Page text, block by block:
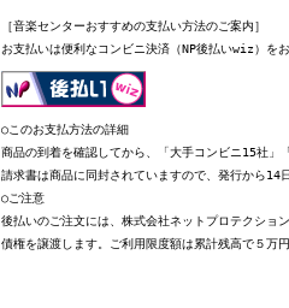
［音楽センターおすすめの支払い方法のご案内］
お支払いは便利なコンビニ決済（NP後払いwiz）をお
○このお支払方法の詳細
商品の到着を確認してから、「大手コンビニ15社」
請求書は商品に同封されていますので、発行から14
○ご注意
後払いのご注文には、株式会社ネットプロテクショ
債権を譲渡します。ご利用限度額は累計残高で５万